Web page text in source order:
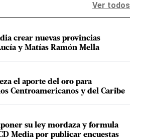
Ver todos
crear nuevas provincias
y Matías Ramón Mella
el aporte del oro para
Centroamericanos y del Caribe
su ley mordaza y formula
Media por publicar encuestas